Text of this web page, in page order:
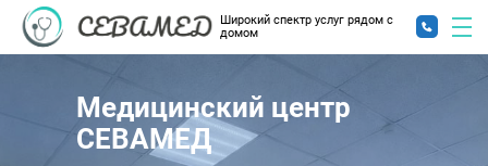
Широкий спектр услуг рядом с
домом
Медицинский центр
СЕВАМЕД